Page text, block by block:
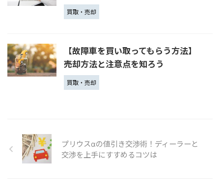
買取・売却
【故障車を買い取ってもらう方法】
売却方法と注意点を知ろう
買取・売却
プリウスαの値引き交渉術！ディーラーと
交渉を上手にすすめるコツは